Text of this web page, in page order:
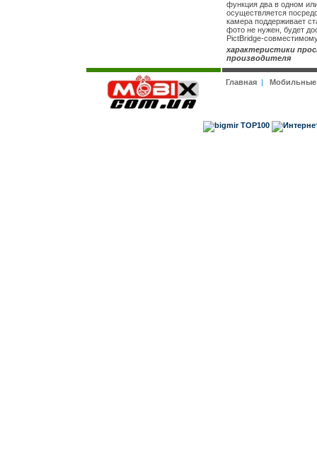
функция два в одном
осуществляется
камера поддерживает
фото не нужен, будет
PictBridge-
характеристики
производителя
Главная|